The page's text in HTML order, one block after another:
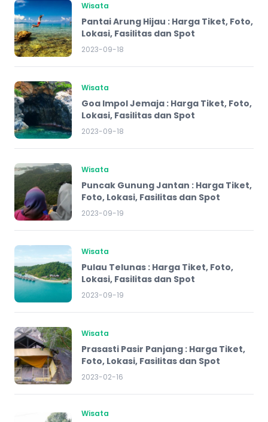
Wisata
Pantai Arung Hijau : Harga Tiket, Foto,
Lokasi, Fasilitas dan Spot
2023-09-18
Wisata
Goa Impol Jemaja : Harga Tiket, Foto,
Lokasi, Fasilitas dan Spot
2023-09-18
Wisata
Puncak Gunung Jantan : Harga Tiket,
Foto, Lokasi, Fasilitas dan Spot
2023-09-19
Wisata
Pulau Telunas : Harga Tiket, Foto,
Lokasi, Fasilitas dan Spot
2023-09-19
Wisata
Prasasti Pasir Panjang : Harga Tiket,
Foto, Lokasi, Fasilitas dan Spot
2023-02-16
Wisata